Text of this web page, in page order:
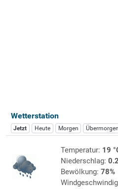
Wetterstation
Jetzt Heute Morgen Übermorgen
Temperatur: 19
Niederschlag:
Bewölkung: 78%